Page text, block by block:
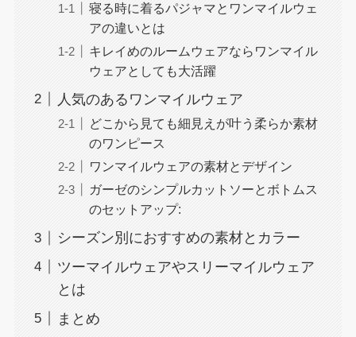
寝る時に着るパジャマとワンマイルウェ
アの違いとは
キレイめのルームウェアならワンマイル
ウェアとしても大活躍
人気のあるワンマイルウェア
どこから見ても細見えが叶う柔らか素材
のワンピース
ワンマイルウェアの素材とデザイン
ガーゼのシンプルカットソーとボトムス
のセットアップ:
シーズン別におすすめの素材とカラー
ツーマイルウェアやスリーマイルウェア
とは
まとめ